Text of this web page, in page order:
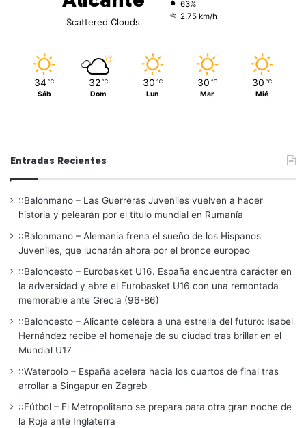
Scattered Clouds
63%
2.75 km/h
34 ℃
Sáb
32 ℃
Dom
30 ℃
Lun
30 ℃
Mar
30 ℃
Mié
Entradas Recientes
::Balonmano – Las Guerreras Juveniles vuelven a hacer
historia y pelearán por el título mundial en Rumanía
::Balonmano – Alemania frena el sueño de los Hispanos
Juveniles, que lucharán ahora por el bronce europeo
::Baloncesto – Eurobasket U16. España encuentra carácter en
la adversidad y abre el Eurobasket U16 con una remontada
memorable ante Grecia (96-86)
::Baloncesto – Alicante celebra a una estrella del futuro: Isabel
Hernández recibe el homenaje de su ciudad tras brillar en el
Mundial U17
::Waterpolo – España acelera hacia los cuartos de final tras
arrollar a Singapur en Zagreb
::Fútbol – El Metropolitano se prepara para otra gran noche de
la Roja ante Inglaterra